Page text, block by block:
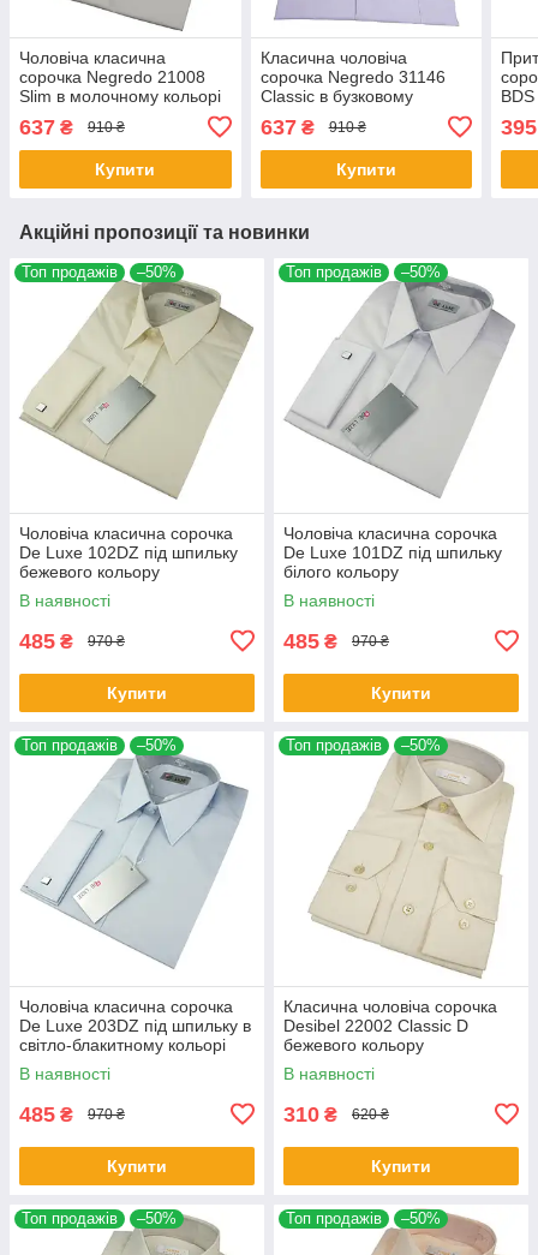
Чоловіча класична
сорочка Negredo 21008
Slim в молочному кольорі
637 ₴ 910 ₴
Купити
Класична чоловіча
сорочка Negredo 31146
Classic в бузковому
637₴ 910 ₴
Купити
395
Акційні пропозиції та новинки
Топ продажів –50%
Чоловіча класична сорочка
De Luxe 102DZ під шпильку
бежевого кольору
В наявності
485 ₴ 970 ₴
Купити
Топ продажів –50%
Чоловіча класична сорочка
De Luxe 101DZ під шпильку
білого кольору
В наявності
485 ₴ 970 ₴
Купити
Топ продажів –50%
Чоловіча класична сорочка
De Luxe 203DZ під шпильку в
світло-блакитному кольорі
В наявності
485 ₴ 970 ₴
Купити
Топ продажів –50%
Класична чоловіча сорочка
Desibel 22002 Classic D
бежевого кольору
В наявності
310 ₴ 620 ₴
Купити
Топ продажів –50% Топ продажів –50%